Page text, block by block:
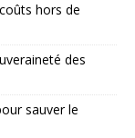
hors de
des
sauver le